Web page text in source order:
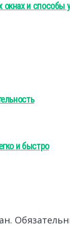
окнах и способы
и быстро